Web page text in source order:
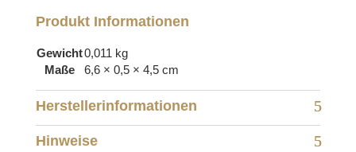
Produkt Informationen
Gewicht0,011 kg
Maße
6,6 × 0,5 × 4,5 cm
Herstellerinformationen
Hinweise